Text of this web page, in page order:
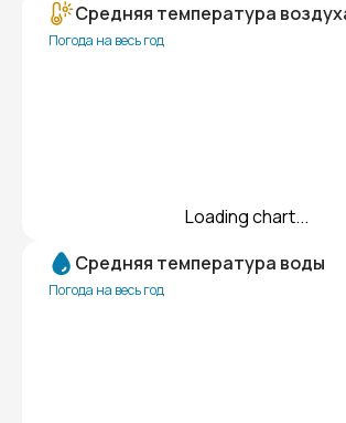
Средняя температура
Погода на весь год
Loading chart...
Средняя температура воды
Погода на весь год